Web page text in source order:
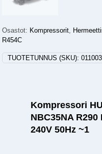
Osastot: Kompressorit
R454C
TUOTETUNNUS (SKU):
Kompressori
NBC35NA R290
240V 50Hz ~1